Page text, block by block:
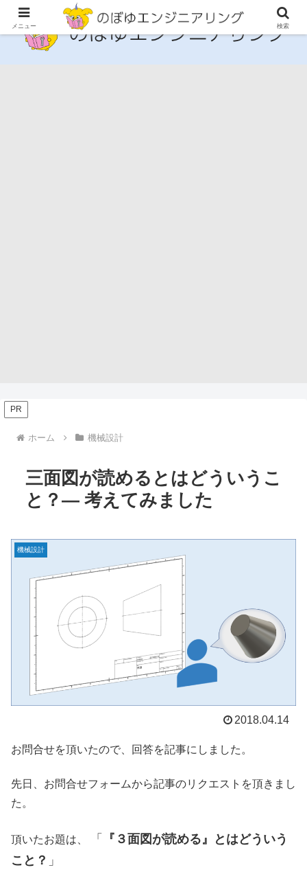
PR
ホーム 機械設計
三面図が読めるとはどういうこ
と？― 考えてみました
機械設計
2018.04.14
お問合せを頂いたので、回答を記事にしました。
先日、お問合せフォームから記事のリクエストを頂きまし
た。
頂いたお題は、 「
『３面図が読める』とはどういう
こと？ 」
メニュー 検索